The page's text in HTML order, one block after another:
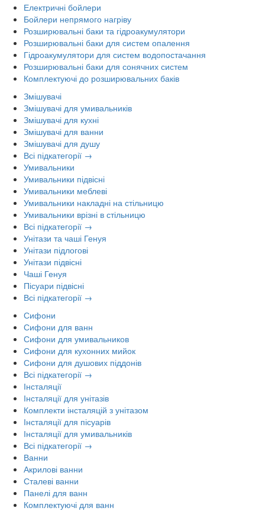
Електричні бойлери
Бойлери непрямого нагріву
Розширювальні баки та гідроакумулятори
Розширювальні баки для систем опалення
Гідроакумулятори для систем водопостачання
Розширювальні баки для сонячних систем
Комплектуючі до розширювальних баків
Змішувачі
Змішувачі для умивальників
Змішувачі для кухні
Змішувачі для ванни
Змішувачі для душу
Всі підкатегорії →
Умивальники
Умивальники підвісні
Умивальники меблеві
Умивальники накладні на стільницю
Умивальники врізні в стільницю
Всі підкатегорії →
Унітази та чаші Генуя
Унітази підлогові
Унітази підвісні
Чаші Генуя
Пісуари підвісні
Всі підкатегорії →
Сифони
Сифони для ванн
Сифони для умивальников
Сифони для кухонних мийок
Сифони для душових піддонів
Всі підкатегорії →
Інсталяції
Інсталяції для унітазів
Комплекти інсталяцій з унітазом
Інсталяції для пісуарів
Інсталяції для умивальників
Всі підкатегорії →
Ванни
Акрилові ванни
Сталеві ванни
Панелі для ванн
Комплектуючі для ванн